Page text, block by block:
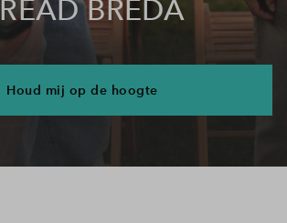
BREDA
Houd mij op de hoogte